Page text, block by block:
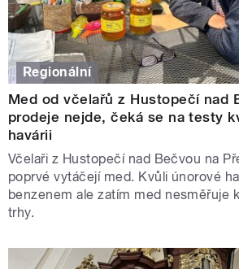
Regionální
Med od včelařů z Hustopečí nad
prodeje nejde, čeká se na testy
havárii
Včelaři z Hustopečí nad Bečvou na
poprvé vytáčejí med. Kvůli únorové
benzenem ale zatím med nesměřuje
trhy.